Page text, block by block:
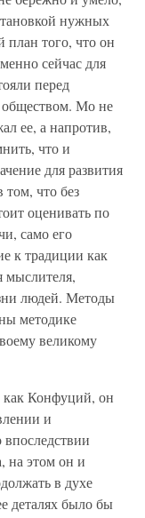
нужных
того, что он
сейчас для
перед
обществом. Мо не
ее, а напротив,
что и
для развития
что без
оценивать по
само его
к традиции как
людей. Методы
методике
великому
Конфуций, он
и
впоследствии
на этом он и
в духе
деталях было бы